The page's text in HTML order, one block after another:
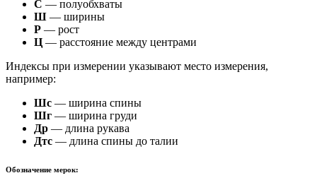
С — полуобхваты
Ш — ширины
Р — рост
Ц — расстояние между центрами
Индексы при измерении указывают место измерения,
например:
Шс — ширина спины
Шг — ширина груди
Др — длина рукава
Дтс — длина спины до талии
Обозначение мерок: